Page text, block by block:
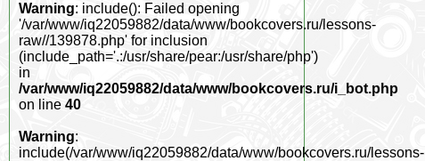
Warning: include(): Failed opening
'/var/www/iq22059882/data/www/bookcovers.ru/lessons-
raw//139878.php' for inclusion
(include_path='.:/usr/share/pear:/usr/share/php')
in
/var/www/iq22059882/data/www/bookcovers.ru/i_bot.php
on line 40
Warning:
include(/var/www/iq22059882/data/www/bookcovers.ru/lessons-